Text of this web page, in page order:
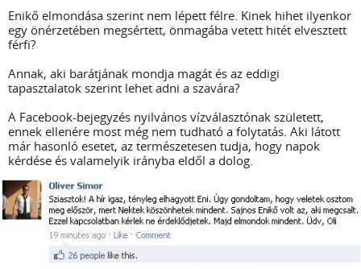
Enikő elmondása szerint nem lépett félre. Kinek hihet ilyenkor
egy önérzetében megsértett, önmagába vetett hitét elvesztett
férfi?
Annak, aki barátjának mondja magát és az eddigi
tapasztalatok szerint lehet adni a szavára?
A Facebook-bejegyzés nyilvános vízválasztónak született,
ennek ellenére most még nem tudható a folytatás. Aki látott
már hasonló esetet, az természetesen tudja, hogy napok
kérdése és valamelyik irányba eldől a dolog.